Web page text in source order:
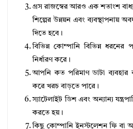
গ্রস রাজস্বের আরও এক শতাংশ
শিল্পের উন্নয়ন এবং ব্যবস্থাপনায়
দিতে হবে।
বিভিন্ন কোম্পানি বিভিন্ন ধরনের
নির্ধারণ করে।
আপনি কত পরিমাণ ডাটা ব্যবহার
করে খরচ বাড়তে পারে।
স্যাটেলাইট ডিশ এবং অন্যান্য
করতে হয়।
কিছু কোম্পানি ইনস্টলেশন ফি বা